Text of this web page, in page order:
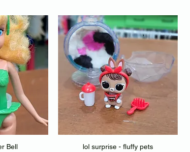
Bell Visualização rápida
lol surprise - fluffy pets